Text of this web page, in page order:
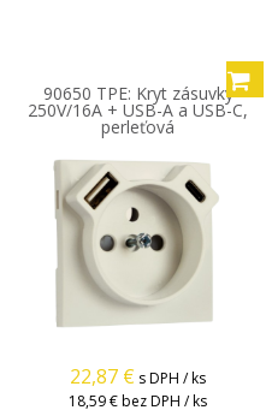
90650 TPE: Kryt zásuvky
250V/16A + USB-A a USB-C,
perleťová
22,87 € s DPH / ks
18,59 €bez DPH / ks